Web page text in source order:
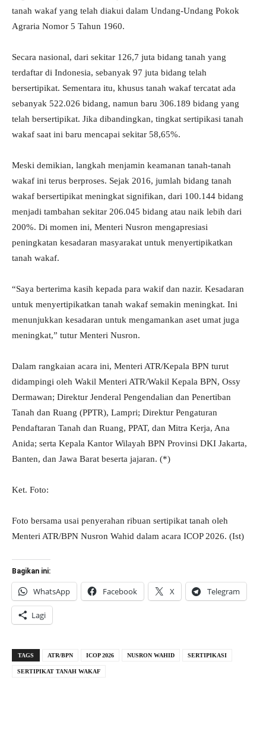
tanah wakaf yang telah diakui dalam Undang-Undang Pokok
Agraria Nomor 5 Tahun 1960.
Secara nasional, dari sekitar 126,7 juta bidang tanah yang
terdaftar di Indonesia, sebanyak 97 juta bidang telah
bersertipikat. Sementara itu, khusus tanah wakaf tercatat ada
sebanyak 522.026 bidang, namun baru 306.189 bidang yang
telah bersertipikat. Jika dibandingkan, tingkat sertipikasi tanah
wakaf saat ini baru mencapai sekitar 58,65%.
Meski demikian, langkah menjamin keamanan tanah-tanah
wakaf ini terus berproses. Sejak 2016, jumlah bidang tanah
wakaf bersertipikat meningkat signifikan, dari 100.144 bidang
menjadi tambahan sekitar 206.045 bidang atau naik lebih dari
200%. Di momen ini, Menteri Nusron mengapresiasi
peningkatan kesadaran masyarakat untuk menyertipikatkan
tanah wakaf.
“Saya berterima kasih kepada para wakif dan nazir. Kesadaran
untuk menyertipikatkan tanah wakaf semakin meningkat. Ini
menunjukkan kesadaran untuk mengamankan aset umat juga
meningkat,” tutur Menteri Nusron.
Dalam rangkaian acara ini, Menteri ATR/Kepala BPN turut
didampingi oleh Wakil Menteri ATR/Wakil Kepala BPN, Ossy
Dermawan; Direktur Jenderal Pengendalian dan Penertiban
Tanah dan Ruang (PPTR), Lampri; Direktur Pengaturan
Pendaftaran Tanah dan Ruang, PPAT, dan Mitra Kerja, Ana
Anida; serta Kepala Kantor Wilayah BPN Provinsi DKI Jakarta,
Banten, dan Jawa Barat beserta jajaran. (*)
Ket. Foto:
Foto bersama usai penyerahan ribuan sertipikat tanah oleh
Menteri ATR/BPN Nusron Wahid dalam acara ICOP 2026. (Ist)
Bagikan ini:
WhatsApp Facebook X Telegram
Lagi
TAGS ATR/BPN ICOP 2026 NUSRON WAHID SERTIPIKASI
SERTIPIKAT TANAH WAKAF